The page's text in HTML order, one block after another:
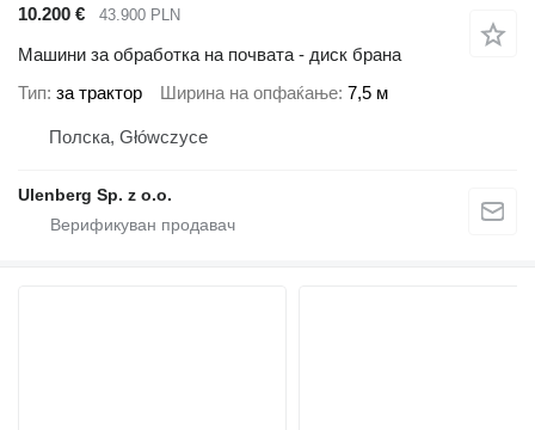
10.200 €
43.900 PLN
Машини за обработка на почвата - диск брана
Тип за трактор Ширина на опфаќање 7,5 м
Полска, Główczyce
Ulenberg Sp. z o.o.